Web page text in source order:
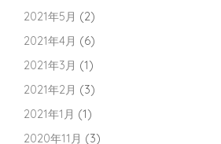
2021年5月 (2)
2021年4月 (6)
2021年3月 (1)
2021年2月 (3)
2021年1月 (1)
2020年11月 (3)